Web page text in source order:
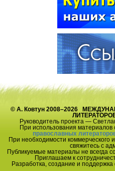
© А. Ковтун 2008–2026
Руководитель проекта —
При использования материалов
православных
При необходимости коммерческого
свяжитесь с
Публикуемые материалы не всегда
Приглашаем к
Разработка, создание и